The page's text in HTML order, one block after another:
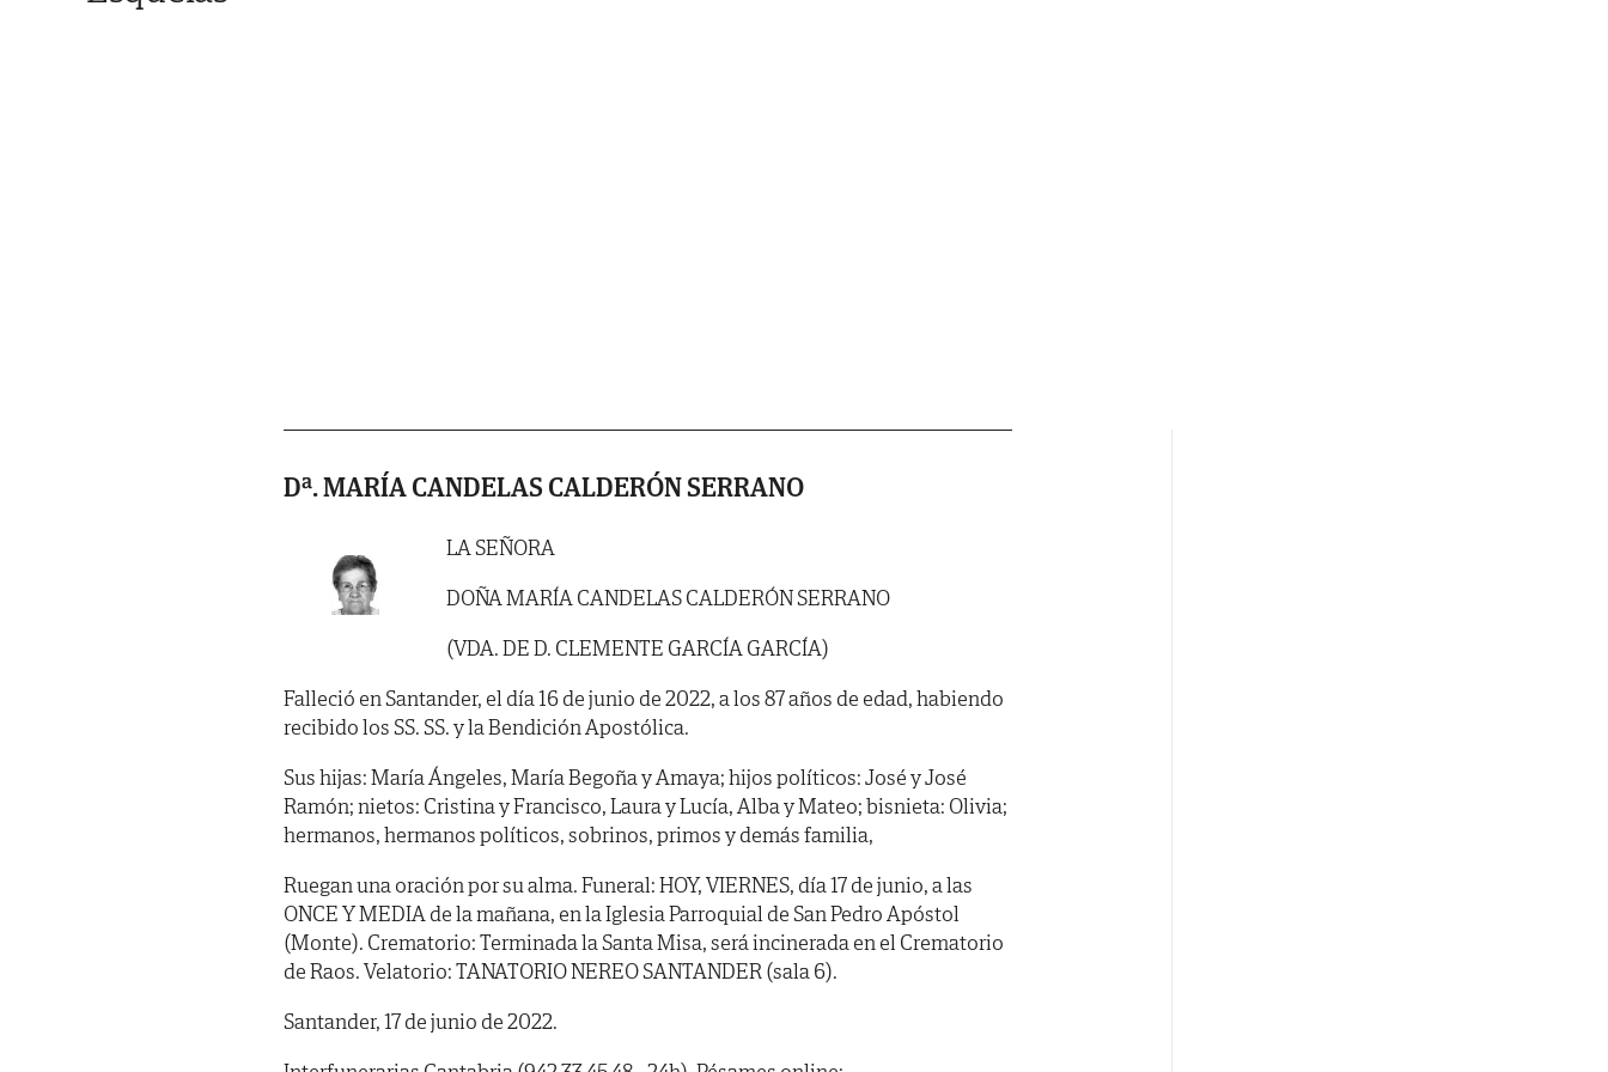
Dª. MARÍA CANDELAS CALDERÓN SERRANO
LA SEÑORA
DOÑA MARÍA CANDELAS CALDERÓN SERRANO
(VDA. DE D. CLEMENTE GARCÍA GARCÍA)
Falleció en Santander, el día 16 de junio de 2022, a los 87 años de edad, habiendo
recibido los SS. SS. y la Bendición Apostólica.
Sus hijas: María Ángeles, María Begoña y Amaya; hijos políticos: José y José
Ramón; nietos: Cristina y Francisco, Laura y Lucía, Alba y Mateo; bisnieta: Olivia;
hermanos, hermanos políticos, sobrinos, primos y demás familia,
Ruegan una oración por su alma. Funeral: HOY, VIERNES, día 17 de junio, a las
ONCE Y MEDIA de la mañana, en la Iglesia Parroquial de San Pedro Apóstol
(Monte). Crematorio: Terminada la Santa Misa, será incinerada en el Crematorio
de Raos. Velatorio: TANATORIO NEREO SANTANDER (sala 6).
Santander, 17 de junio de 2022.